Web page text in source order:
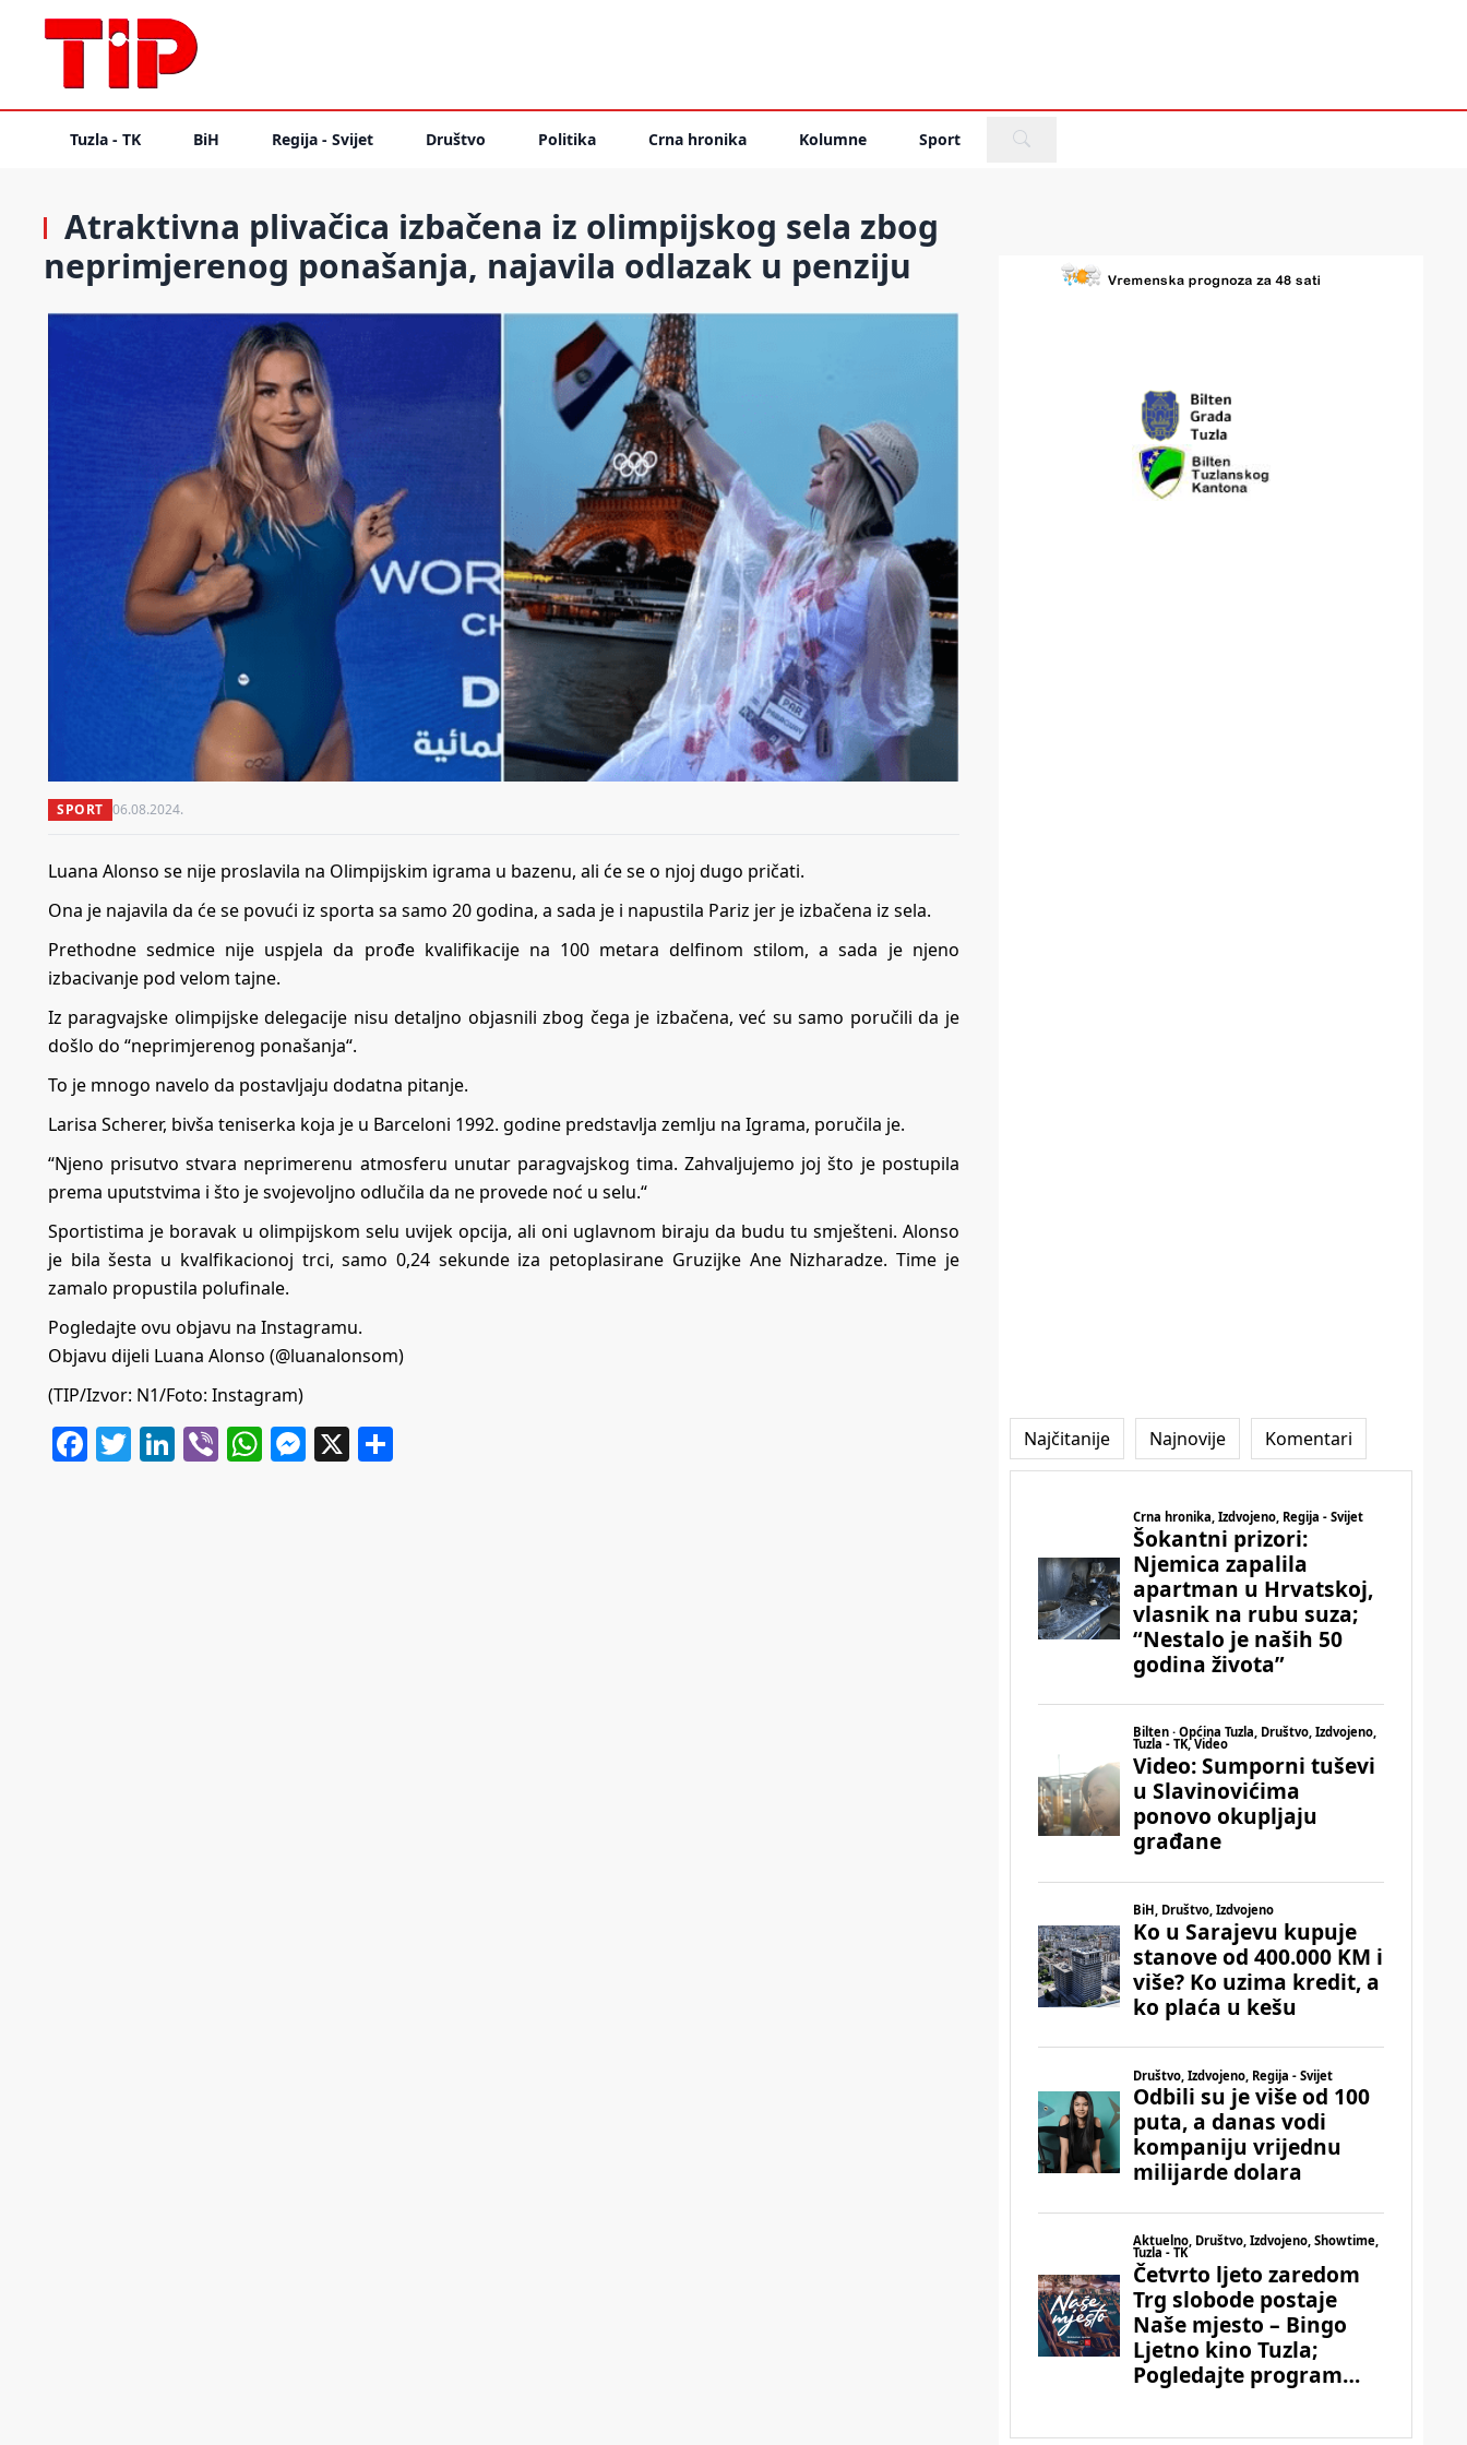
Tuzla - TK BiH Regija - Svijet Društvo Politika Crna hronika Kolumne Sport
Atraktivna plivačica izbačena iz olimpijskog sela zbog
neprimjerenog ponašanja, najavila odlazak u penziju
SPORT 06.08.2024.
Luana Alonso se nije proslavila na Olimpijskim igrama u bazenu, ali će se o njoj dugo pričati.
Ona je najavila da će se povući iz sporta sa samo 20 godina, a sada je i napustila Pariz jer je izbačena iz sela.
Prethodne sedmice nije uspjela da prođe kvalifikacije na 100 metara delfinom stilom, a sada je njeno
izbacivanje pod velom tajne.
Iz paragvajske olimpijske delegacije nisu detaljno objasnili zbog čega je izbačena, već su samo poručili da je
došlo do “neprimjerenog ponašanja“.
To je mnogo navelo da postavljaju dodatna pitanje.
Larisa Scherer, bivša teniserka koja je u Barceloni 1992. godine predstavlja zemlju na Igrama, poručila je.
“Njeno prisutvo stvara neprimerenu atmosferu unutar paragvajskog tima. Zahvaljujemo joj što je postupila
prema uputstvima i što je svojevoljno odlučila da ne provede noć u selu.“
Sportistima je boravak u olimpijskom selu uvijek opcija, ali oni uglavnom biraju da budu tu smješteni. Alonso
je bila šesta u kvalfikacionoj trci, samo 0,24 sekunde iza petoplasirane Gruzijke Ane Nizharadze. Time je
zamalo propustila polufinale.
Pogledajte ovu objavu na Instagramu.
Objavu dijeli Luana Alonso (@luanalonsom)
(TIP/Izvor: N1/Foto: Instagram)
Facebook
Twitter
LinkedIn
ViberWhatsApp
Messenger
X Najčitanije Najnovije Komentari